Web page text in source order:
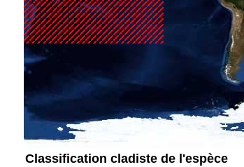
Classification cladiste de l'espèce